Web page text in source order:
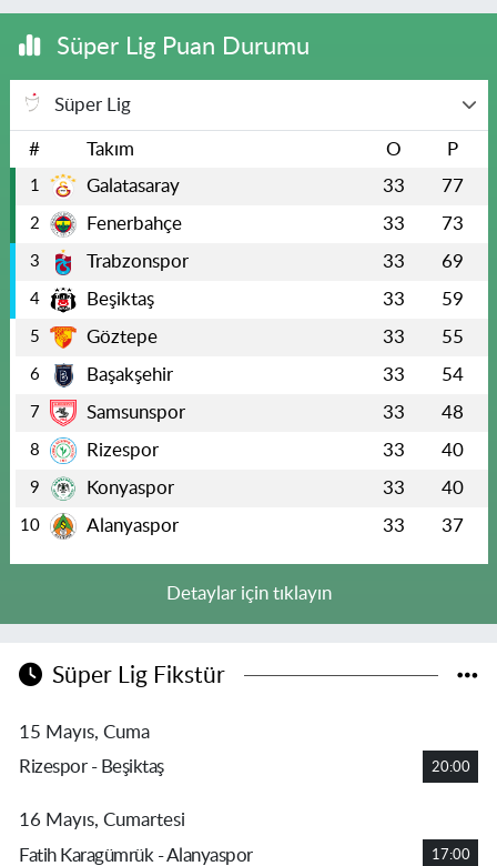
Süper Lig Puan Durumu
Süper Lig
# Takım O P
1 Galatasaray 33 77
2 Fenerbahçe 33 73
3 Trabzonspor 33 69
4 Beşiktaş 33 59
5 Göztepe 33 55
6 Başakşehir 33 54
7 Samsunspor 33 48
8 Rizespor 33 40
9 Konyaspor 33 40
10 Alanyaspor 33 37
Detaylar için tıklayın
Süper Lig Fikstür
15 Mayıs, Cuma
Rizespor - Beşiktaş
20:00
16 Mayıs, Cumartesi
Fatih Karagümrük - Alanyaspor
17:00